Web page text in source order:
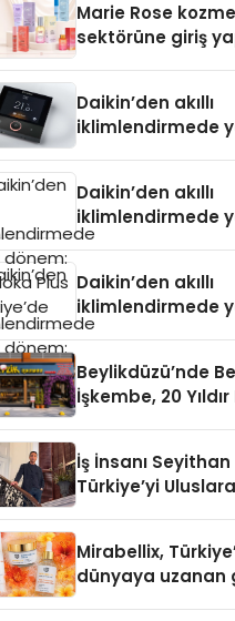
Aldı
Marie Rose
sektörüne giriş
Daikin’den akıllı
iklimlendirmede
Daikin’den akıllı
iklimlendirmede
dönem: Madoka
Daikin’den akıllı
iklimlendirmede
dönem: Madoka
Beylikdüzü’nde
İşkembe, 20
İş İnsanı
Türkiye’yi
Mirabellix,
dünyaya uzanan